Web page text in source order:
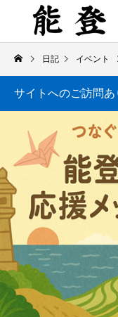
白米千枚田 あぜのき
日記 イベント
サイトへのご訪問あ